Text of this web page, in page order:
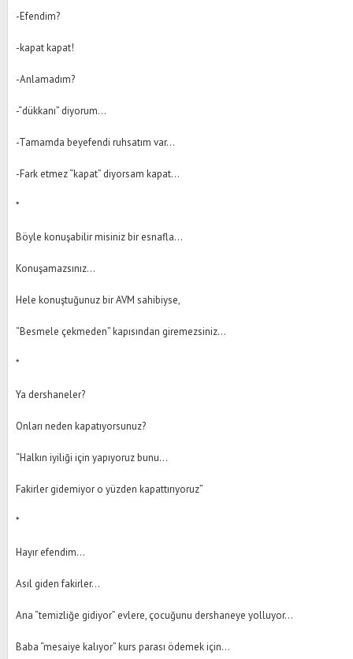
-Efendim?
-kapat kapat!
-Anlamadım?
-“dükkanı” diyorum…
-Tamamda beyefendi ruhsatım var…
-Fark etmez “kapat” diyorsam kapat…
*
Böyle konuşabilir misiniz bir esnafla…
Konuşamazsınız…
Hele konuştuğunuz bir AVM sahibiyse,
“Besmele çekmeden” kapısından giremezsiniz…
*
Ya dershaneler?
Onları neden kapatıyorsunuz?
“Halkın iyiliği için yapıyoruz bunu…
Fakirler gidemiyor o yüzden kapattırıyoruz”
*
Hayır efendim…
Asıl giden fakirler…
Ana “temizliğe gidiyor” evlere, çocuğunu dershaneye yolluyor…
Baba “mesaiye kalıyor” kurs parası ödemek için…